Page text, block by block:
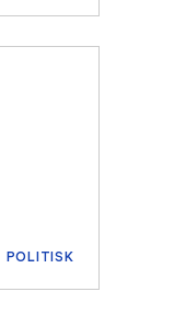
POLITISK